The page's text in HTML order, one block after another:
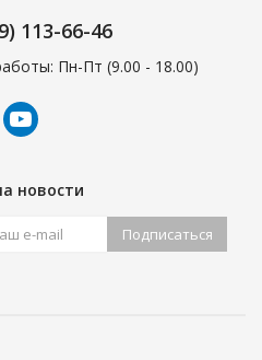
113-66-46
Пн-Пт (9.00 - 18.00)
новости
Подписаться